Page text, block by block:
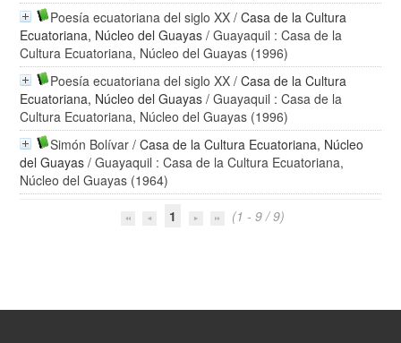
Poesía ecuatoriana del siglo XX /Casa de la Cultura
Ecuatoriana, Núcleo del Guayas / Guayaquil : Casa de la
Cultura Ecuatoriana, Núcleo del Guayas (1996)
Poesía ecuatoriana del siglo XX /Casa de la Cultura
Ecuatoriana, Núcleo del Guayas / Guayaquil : Casa de la
Cultura Ecuatoriana, Núcleo del Guayas (1996)
Simón Bolívar /Casa de la Cultura Ecuatoriana, Núcleo
del Guayas / Guayaquil : Casa de la Cultura Ecuatoriana,
Núcleo del Guayas (1964)
1
(1 - 9 / 9)